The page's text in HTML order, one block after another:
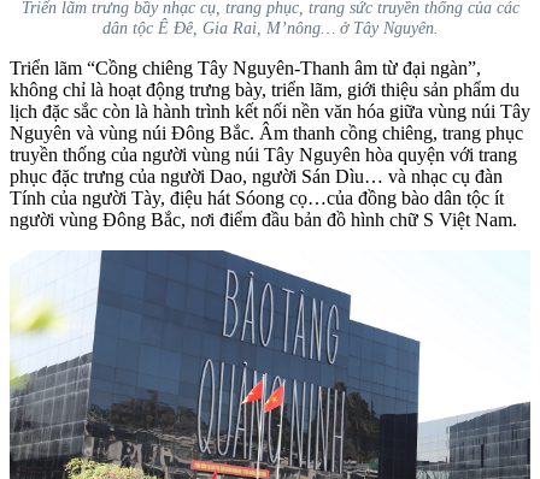
Triển lãm trưng bầy nhạc cụ, trang phục, trang sức truyền thống của các
dân tộc Ê Đê, Gia Rai, M’nông… ở Tây Nguyên.
Triển lãm “Cồng chiêng Tây Nguyên-Thanh âm từ đại ngàn”,
không chỉ là hoạt động trưng bày, triển lãm, giới thiệu sản phẩm du
lịch đặc sắc còn là hành trình kết nối nền văn hóa giữa vùng núi Tây
Nguyên và vùng núi Đông Bắc. Âm thanh cồng chiêng, trang phục
truyền thống của người vùng núi Tây Nguyên hòa quyện với trang
phục đặc trưng của người Dao, người Sán Dìu… và nhạc cụ đàn
Tính của người Tày, điệu hát Sóong cọ…của đồng bào dân tộc ít
người vùng Đông Bắc, nơi điểm đầu bản đồ hình chữ S Việt Nam.